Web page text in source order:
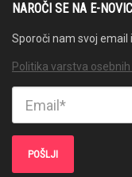
NAROČI SE NA E-
Sporoči nam svoj email
Politika varstva